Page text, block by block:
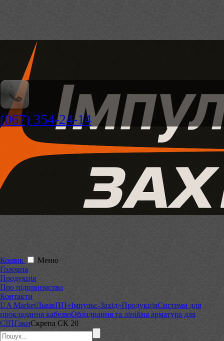
(067) 354-24-14
Кошик
Меню
Головна
Продукція
Про підприємство
Контакти
UA MarketЛьвівПП«Імпульс-Захід»ПродукціяСистеми для
прокладання кабелюОбладнання та лінійна арматура для
СІПГакиСкрепа СК 20